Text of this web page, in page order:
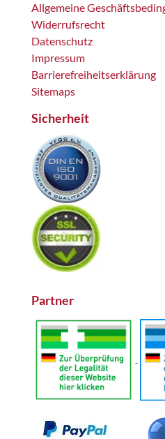
Allgemeine
Widerrufsrecht
Datenschutz
Impressum
Barrierefreiheitserklärung
Sitemaps
Sicherheit
Partner